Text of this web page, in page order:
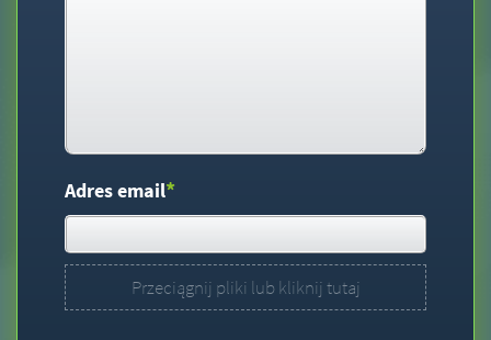
Adres email*
Przeciągnij pliki lub kliknij tutaj